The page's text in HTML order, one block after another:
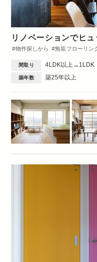
リノベーションでヒ
物件探しから 無垢フローリン
間取り 4LDK以上→1LDK
築年数 築25年以上